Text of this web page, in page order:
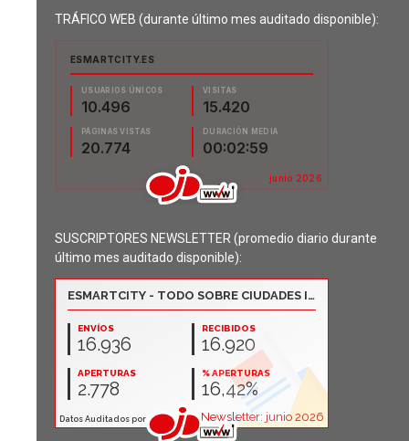
TRÁFICO WEB (durante último mes auditado disponible):
SUSCRIPTORES NEWSLETTER (promedio diario durante
último mes auditado disponible):